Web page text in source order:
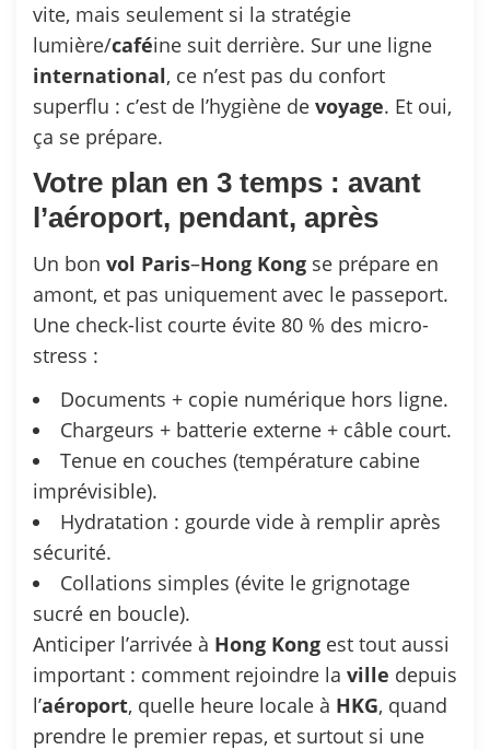
vite, mais seulement si la stratégie
lumière/caféine suit derrière. Sur une ligne
international, ce n’est pas du confort
superflu : c’est de l’hygiène de voyage. Et oui,
ça se prépare.
Votre plan en 3 temps : avant
l’aéroport, pendant, après
Un bon vol Paris–Hong Kong se prépare en
amont, et pas uniquement avec le passeport.
Une check-list courte évite 80 % des micro-
stress :
Documents + copie numérique hors ligne.
Chargeurs + batterie externe + câble court.
Tenue en couches (température cabine
imprévisible).
Hydratation : gourde vide à remplir après
sécurité.
Collations simples (évite le grignotage
sucré en boucle).
Anticiper l’arrivée à Hong Kong est tout aussi
important : comment rejoindre la ville depuis
l’aéroport, quelle heure locale à HKG, quand
prendre le premier repas, et surtout si une